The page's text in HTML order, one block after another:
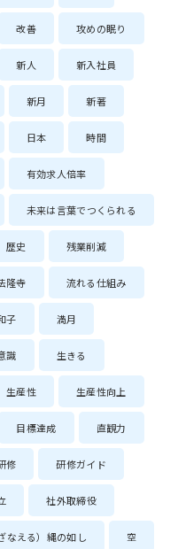
改善 攻めの眠り
新人 新入社員
新月 新著
日本 時間
有効求人倍率
未来は言葉でつくられる
歴史 残業削減
隆寺 流れる仕組み
子 満月
識 生きる
生産性 生産性向上
目標達成 直観力
修 研修ガイド
社外取締役
なえる）縄の如し 空